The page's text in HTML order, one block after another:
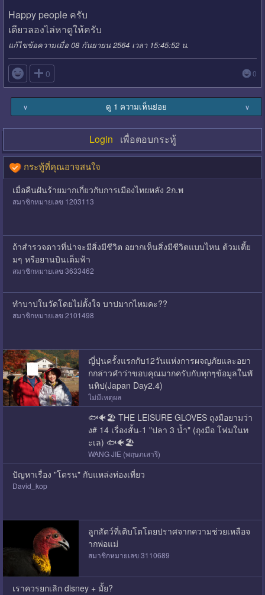
Happy people ครับ
เดียวลองไล่หาดูให้ครับ
แก้ไขข้อความเมื่อ 08 กันยายน 2564 เวลา 15:45:52 น.
 0 0
∨ ดู 1 ความเห็นย่อย ∨
Login เพื่อตอบกระทู้
กระทู้ที่คุณอาจสนใจ
เมื่อคืนฝันร้ายมากเกี่ยวกับการเมืองไทยหลัง 2ก.พ
สมาชิกหมายเลข 1203113
ถ้าสำรวจดาวที่น่าจะมีสิ่งมีชีวิต อยากเห็นสิ่งมีชีวิตแบบไหน ต้วมเตี้ย
มๆ หรือยานบินเต็มฟ้า
สมาชิกหมายเลข 3633462
ทำบาปในวัดโดยไม่ตั้งใจ บาปมากไหมคะ??
สมาชิกหมายเลข 2101498
ญี่ปุ่นครั้งแรกกับ12วันแห่งการผจญภัยและอยา
กกล่าวคำว่าขอบคุณมากครับกับทุกๆข้อมูลในพั
นทิป(Japan Day2.4)
ไม่มีเหตุผล
🐟🐠🏖 THE LEISURE GLOVES ถุงมือยามว่า
ง# 14 เรื่องสั้น-1 "ปลา 3 น้ำ" (ถุงมือ โฟมในท
ะเล) 🐟🐠🏖
WANG JIE (พฤษภเสารี)
ปัญหาเรื่อง "โดรน" กับแหล่งท่องเที่ยว
David_kop
ลูกสัตว์ที่เติบโตโดยปราศจากความช่วยเหลือจ
ากพ่อแม่
สมาชิกหมายเลข 3110689
เราควรยกเลิก disney + มั้ย?